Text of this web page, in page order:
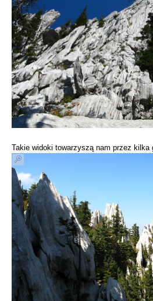
Takie widoki towarzyszą nam przez kilka